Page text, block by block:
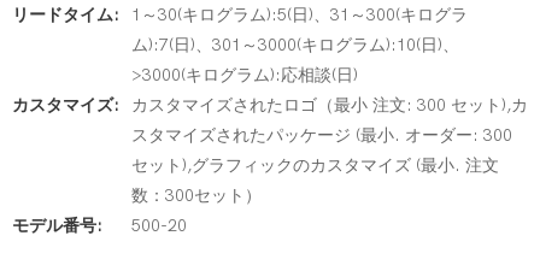
リードタイム:
1～30(キログラム):5(日)、31～300(キログラ
ム):7(日)、301～3000(キログラム):10(日)、
>3000(キログラム):応相談(日)
カスタマイズ:
カスタマイズされたロゴ（最小 注文: 300 セット),カ
スタマイズされたパッケージ (最小. オーダー: 300
セット),グラフィックのカスタマイズ (最小. 注文
数：300セット）
モデル番号:
500-20